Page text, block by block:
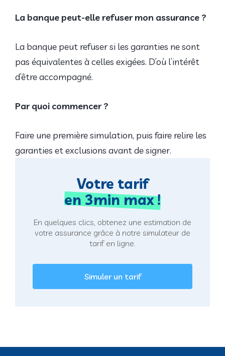
Votre tarif
en 3min max !
En quelques clics, obtenez une estimation de
votre assurance grâce à notre simulateur de
tarif en ligne.
Simuler un tarif
La banque peut-elle refuser mon assurance ?
La banque peut refuser si les garanties ne sont
pas équivalentes à celles exigées. D’où l’intérêt
d’être accompagné.
Par quoi commencer ?
Faire une première simulation, puis faire relire les
garanties et exclusions avant de signer.